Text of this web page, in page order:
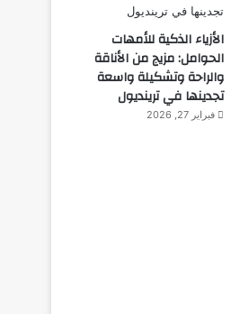
الأزياء الذكية للأمهات
الحوامل: مزيج من الأناقة
والراحة وتشكيلة واسعة
تجدينها في ترينديول
فبراير 27, 2026